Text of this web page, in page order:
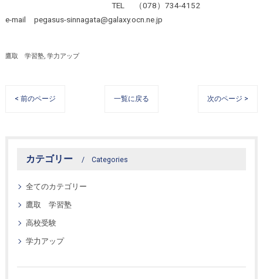
TEL （078）734-4152
e-mail pegasus-sinnagata@galaxy.ocn.ne.jp
鷹取 学習塾 学力アップ
< 前のページ 一覧に戻る 次のページ >
カテゴリー Categories
全てのカテゴリー
鷹取 学習塾
高校受験
学力アップ